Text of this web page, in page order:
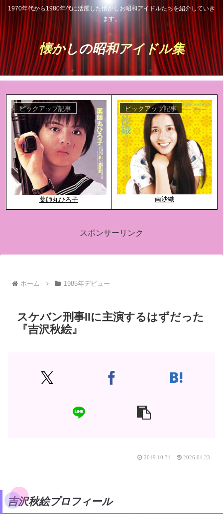
1970年代から1980年代に活躍した懐かしお昭和アイドルたちを紹介していき
ます。
懐かしの昭和アイドル集
ピックアップ記事
薬師丸ひろ子
ピックアップ記事
南沙織
スポンサーリンク
ホーム 1985年デビュー
スケバン刑事IIに主演するはずだった
『吉沢秋絵』
2019.10.31 2026.01.23
吉沢秋絵プロフィール